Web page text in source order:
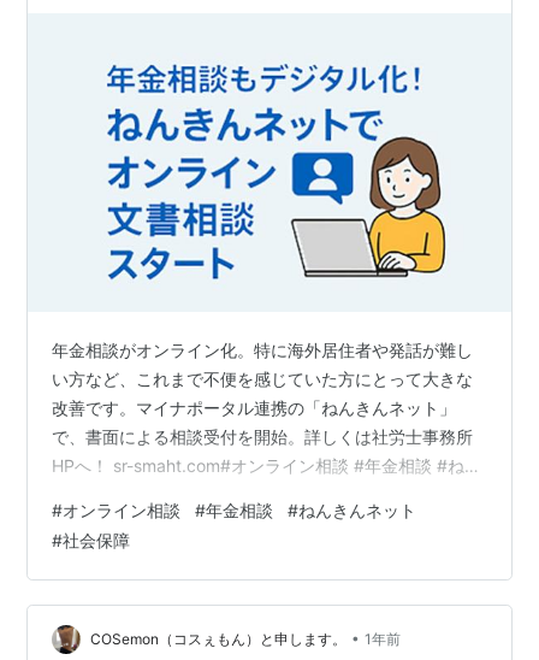
年金相談がオンライン化。特に海外居住者や発話が難し
い方など、これまで不便を感じていた方にとって大きな
改善です。マイナポータル連携の「ねんきんネット」
で、書面による相談受付を開始。詳しくは社労士事務所
HPへ！ sr-smaht.com#オンライン相談 #年金相談 #ねん
S.M.A.H.T(C)​https://sr-smaht.com/
#オンライン相談 #年金相談 #ねんきんネット
#社会保障
COSemon（コスぇもん）と申します。 • 1年前